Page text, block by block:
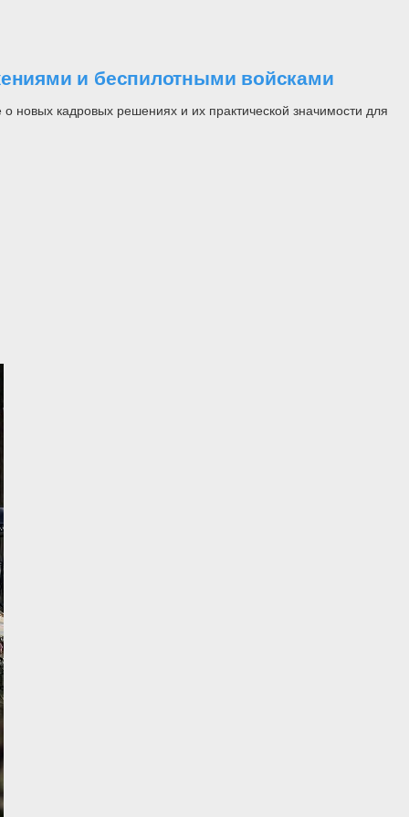
и беспилотными войсками
новых кадровых решениях и их практической значимости для